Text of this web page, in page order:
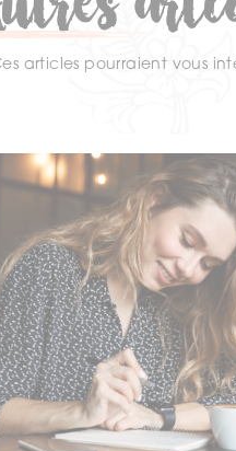
articles pourraient vous